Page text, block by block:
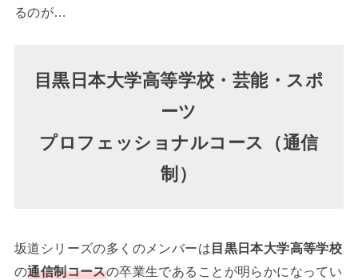
るのが…
目黒日本大学高等学校・芸能・スポ
ーツ
プロフェッショナルコース（通信
制）
坂道シリーズの多くのメンバーは目黒日本大学高等学校
の通信制コースの卒業生であることが明らかになってい